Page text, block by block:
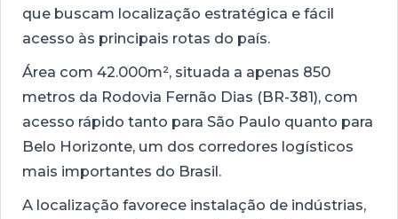
que buscam localização estratégica e fácil
acesso às principais rotas do país.
Área com 42.000m², situada a apenas 850
metros da Rodovia Fernão Dias (BR-381), com
acesso rápido tanto para São Paulo quanto para
Belo Horizonte, um dos corredores logísticos
mais importantes do Brasil.
A localização favorece instalação de indústrias,